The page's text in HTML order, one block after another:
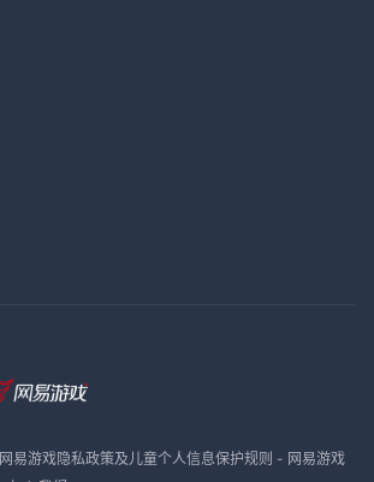
网易游戏隐私政策及儿童个人信息保护规则 - 网易游戏